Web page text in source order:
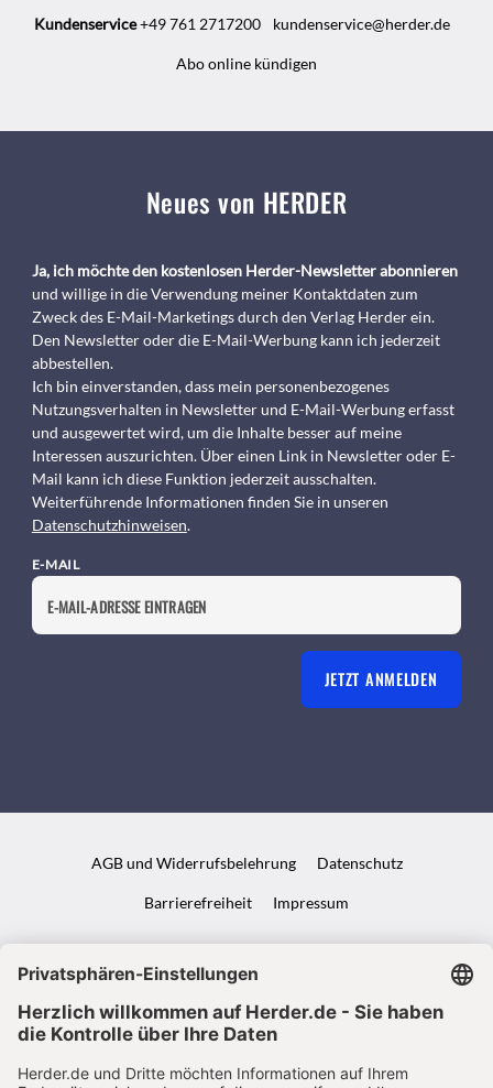
Kundenservice+49 761 2717200 kundenservice@herder.de
Abo online kündigen
Neues von HERDER
Ja, ich möchte den kostenlosen Herder-Newsletter abonnieren
und willige in die Verwendung meiner Kontaktdaten zum
Zweck des E-Mail-Marketings durch den Verlag Herder ein.
Den Newsletter oder die E-Mail-Werbung kann ich jederzeit
abbestellen.
Ich bin einverstanden, dass mein personenbezogenes
Nutzungsverhalten in Newsletter und E-Mail-Werbung erfasst
und ausgewertet wird, um die Inhalte besser auf meine
Interessen auszurichten. Über einen Link in Newsletter oder E-
Mail kann ich diese Funktion jederzeit ausschalten.
Weiterführende Informationen finden Sie in unseren
Datenschutzhinweisen.
E-MAIL
JETZT ANMELDEN
AGB und Widerrufsbelehrung Datenschutz
Barrierefreiheit Impressum
VERTRAG WIDERRUFEN